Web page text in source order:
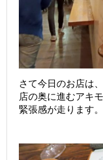
さて今日のお店は
店の奥に進むアキ
緊張感が走ります。